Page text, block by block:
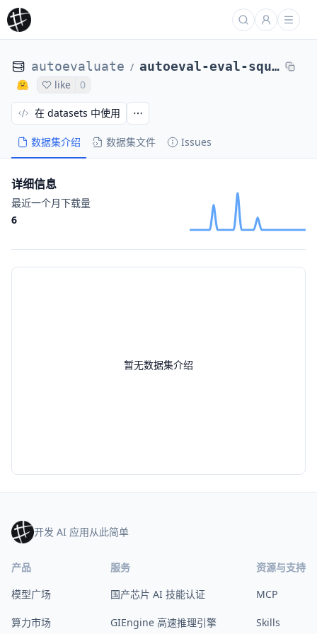
autoevaluate / autoeval-eval-squad_it-default-626c41-31522144968
like 0
数据集介绍 数据集文件 Issues
在 datasets 中使用
暂无数据集介绍
详细信息
最近一个月下载量
6
开发 AI 应用从此简单
产品
模型广场
算力市场
服务
国产芯片 AI 技能认证
GIEngine 高速推理引擎
资源与支持
MCP
Skills